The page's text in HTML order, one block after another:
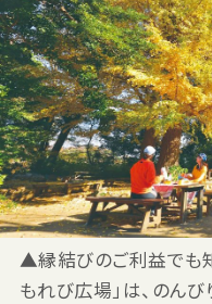
▲縁結びのご利益でも
もれび広場」は、のん